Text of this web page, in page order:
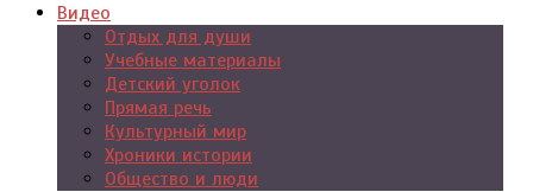
Видео
Отдых для души
Учебные материалы
Детский уголок
Прямая речь
Культурный мир
Хроники истории
Общество и люди